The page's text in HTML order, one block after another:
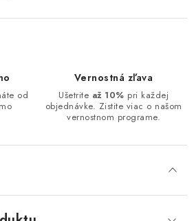
od
Vernostná zľava
Ušetrite až 10% pri každej
objednávke. Zistite viac o našom
vernostnom programe.